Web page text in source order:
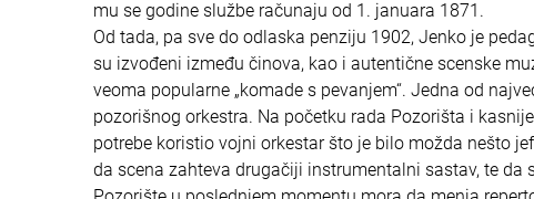
mu se godine službe računaju od 1. januara 1871.
Od tada, pa sve do odlaska penziju 1902, Jenko je
su izvođeni između činova, kao i autentične scenske
veoma popularne „komade s pevanjem“. Jedna od
pozorišnog orkestra. Na početku rada Pozorišta i
potrebe koristio vojni orkestar što je bilo možda nešto
da scena zahteva drugačiji instrumentalni sastav, te